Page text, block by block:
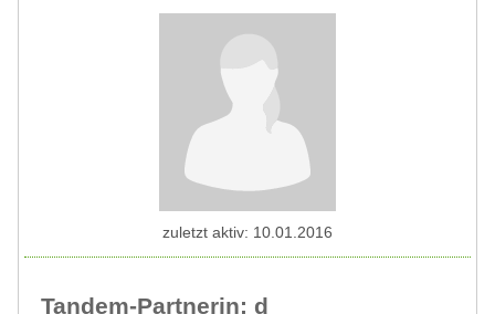
Tandem-Partnerin: d
zuletzt aktiv: 10.01.2016